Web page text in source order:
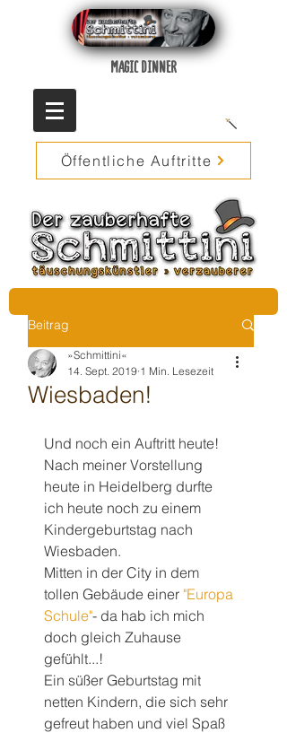
MAGIC DINNER
Öffentliche Auftritte
Beitrag
Wiesbaden!
»Schmittini«
14. Sept. 2019 1 Min. Lesezeit
Und noch ein Auftritt heute!
Nach meiner Vorstellung
heute in Heidelberg durfte
ich heute noch zu einem
Kindergeburtstag nach
Wiesbaden.
Mitten in der City in dem
tollen Gebäude einer "Europa
Schule"- da hab ich mich
doch gleich Zuhause
gefühlt...!
Ein süßer Geburtstag mit
netten Kindern, die sich sehr
gefreut haben und viel Spaß